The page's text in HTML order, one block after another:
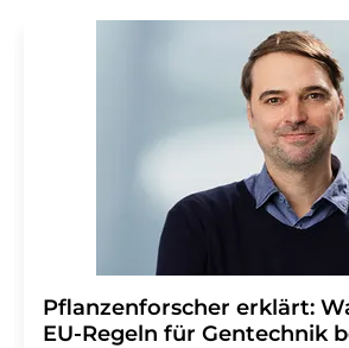
Pflanzenforscher erklärt:
EU-Regeln für Gentechnik